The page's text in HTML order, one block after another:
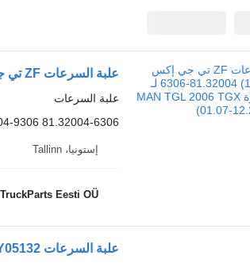
علبة السرعات
81.32004-6306 8132004-9306 81320046306 81320049306
إستونيا، Tallinn
TruckParts Eesti OÜ
علبة السرعات Eaton Y05132 لـ الشاحنات MAN 12.224 18.224